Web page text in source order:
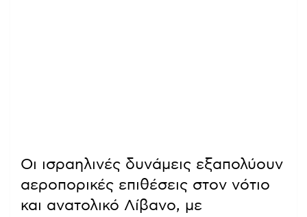
Οι ισραηλινές δυνάμεις εξαπολύουν
αεροπορικές επιθέσεις στον νότιο
και ανατολικό Λίβανο, με